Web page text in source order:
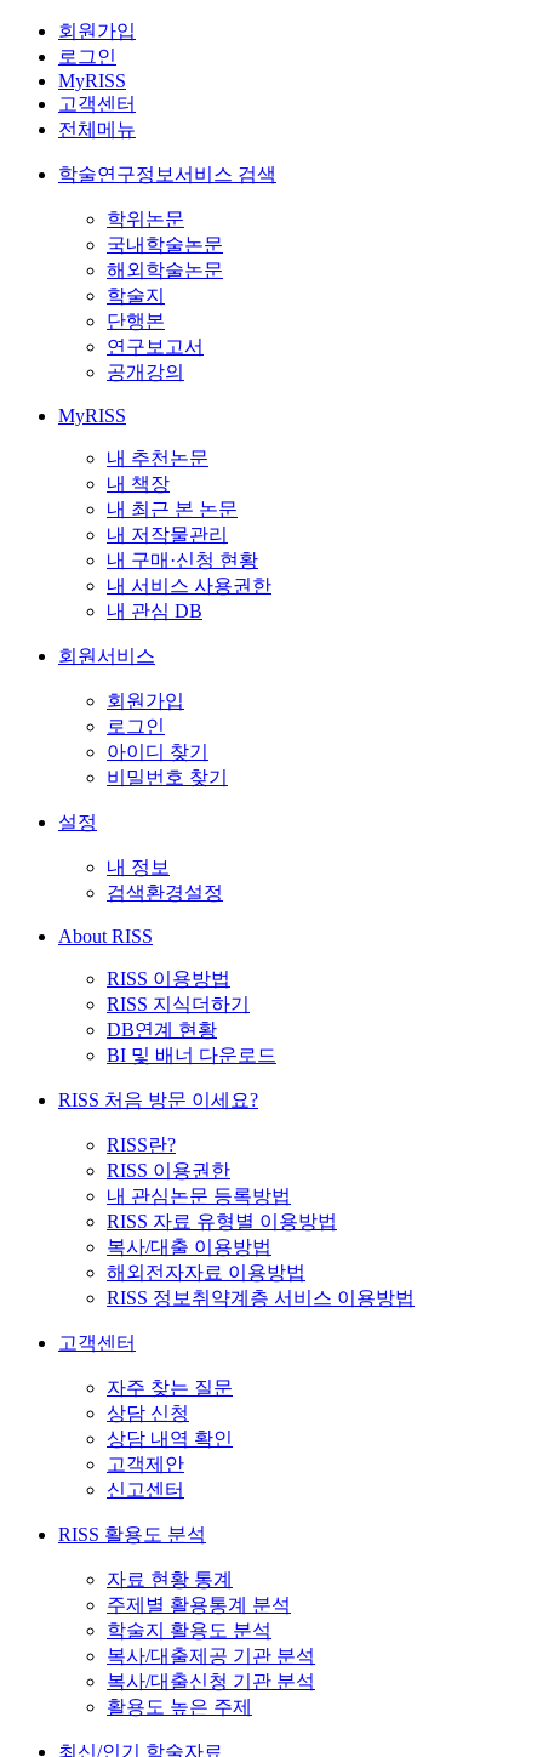
회원가입
로그인
MyRISS
고객센터
전체메뉴
학술연구정보서비스 검색
학위논문
국내학술논문
해외학술논문
학술지
단행본
연구보고서
공개강의
MyRISS
내 추천논문
내 책장
내 최근 본 논문
내 저작물관리
내 구매·신청 현황
내 서비스 사용권한
내 관심 DB
회원서비스
회원가입
로그인
아이디 찾기
비밀번호 찾기
설정
내 정보
검색환경설정
About RISS
RISS 이용방법
RISS 지식더하기
DB연계 현황
BI 및 배너 다운로드
RISS 처음 방문 이세요?
RISS란?
RISS 이용권한
내 관심논문 등록방법
RISS 자료 유형별 이용방법
복사/대출 이용방법
해외전자자료 이용방법
RISS 정보취약계층 서비스 이용방법
고객센터
자주 찾는 질문
상담 신청
상담 내역 확인
고객제안
신고센터
RISS 활용도 분석
자료 현황 통계
주제별 활용통계 분석
학술지 활용도 분석
복사/대출제공 기관 분석
복사/대출신청 기관 분석
활용도 높은 주제
최신/인기 학술자료